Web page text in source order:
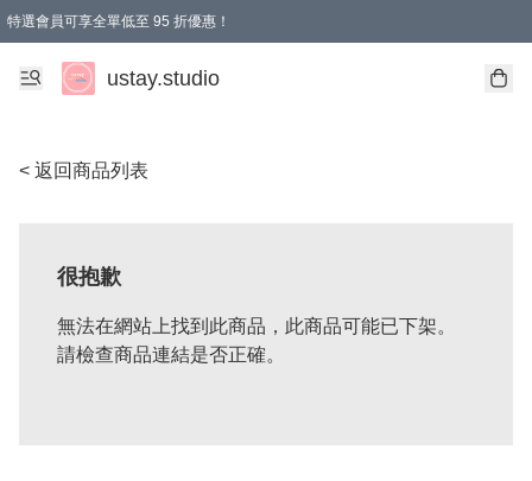
特選會員可享全單低至 95 折優惠！
ustay.studio
< 返回商品列表
很抱歉
無法在網站上找到此商品，此商品可能已下架。
請檢查商品連結是否正確。